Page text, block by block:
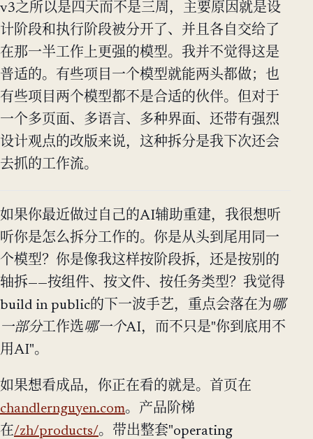
v3之所以是四天而不是三周，主要原因就是设
计阶段和执行阶段被分开了、并且各自交给了
在那一半工作上更强的模型。我并不觉得这是
普适的。有些项目一个模型就能两头都做；也
有些项目两个模型都不是合适的伙伴。但对于
一个多页面、多语言、多种界面、还带有强烈
设计观点的改版来说，这种拆分是我下次还会
去抓的工作流。
如果你最近做过自己的AI辅助重建，我很想听
听你是怎么拆分工作的。你是从头到尾用同一
个模型？你是像我这样按阶段拆，还是按别的
轴拆——按组件、按文件、按任务类型？我觉得
build in public的下一波手艺，重点会落在为哪
一部分工作选哪一个AI，而不只是"你到底用不
用AI"。
如果想看成品，你正在看的就是。首页在
chandlernguyen.com。产品阶梯
在/zh/products/。带出整套"operating